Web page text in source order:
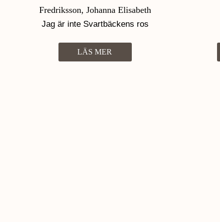
Fredriksson, Johanna Elisabeth
Jag är inte Svartbäckens ros
LÄS MER